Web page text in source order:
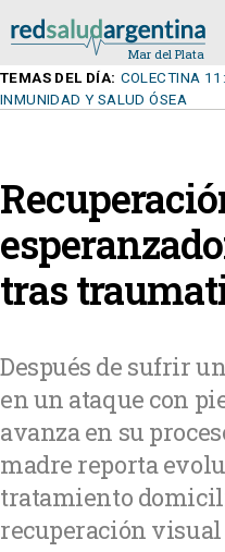
TEMAS DEL DÍA: COLECTINA
INMUNIDAD Y SALUD ÓSEA
tras
Después de sufrir
en un ataque con
avanza en su
madre reporta
tratamiento
recuperación